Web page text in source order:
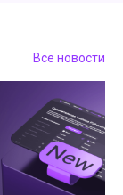
Все новости